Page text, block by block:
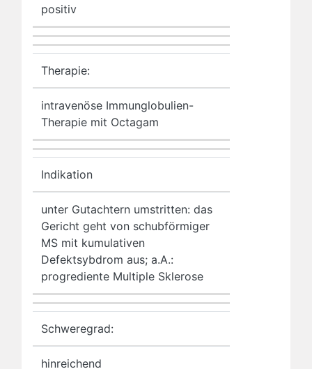
positiv
Therapie:
intravenöse Immunglobulien-
Therapie mit Octagam
Indikation
unter Gutachtern umstritten: das
Gericht geht von schubförmiger
MS mit kumulativen
Defektsybdrom aus; a.A.:
progrediente Multiple Sklerose
Schweregrad:
hinreichend